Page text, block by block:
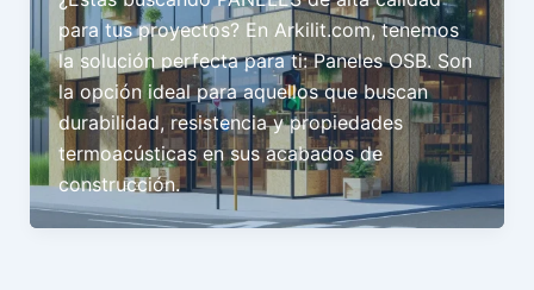
para tus proyectos? En Arkilit.com, tenemos
la solución perfecta para ti: Paneles OSB. Son
la opción ideal para aquellos que buscan
durabilidad, resistencia y propiedades
termoacústicas en sus acabados de
construcción.